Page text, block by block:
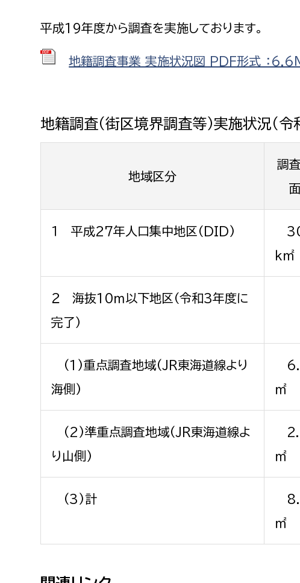
下水道整備課
浄水管理課
農業委員会事務局 議会総務課
平成19年度から調査を実施しております。
地籍調査事業 実施状況図 PDF形式 ：6.6
地籍調査（街区境界調査等）実
地域区分
調
１ 平成27年人口集中地区（DID)
ｋ㎡
２ 海抜10ｍ以下地区（令和3年度に
完了）
(1)重点調査地域(JR東海道線より
海側)
㎡
(2)準重点調査地域(JR東海道線よ
り山側)
㎡
(3)計
㎡